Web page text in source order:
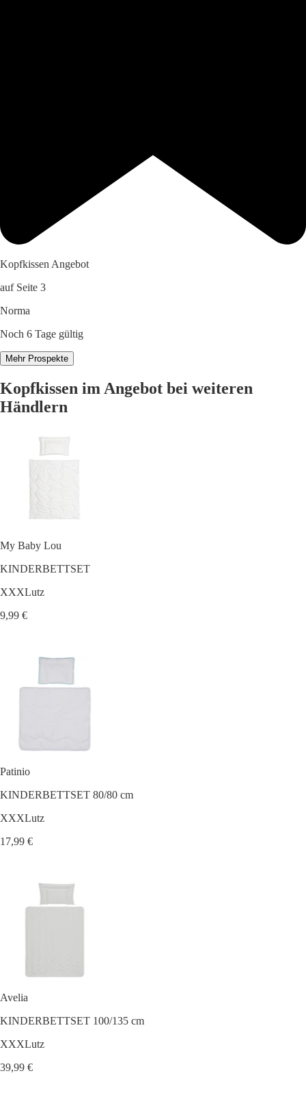
Kopfkissen Angebot
auf Seite 3
Norma
Noch 6 Tage gültig
Mehr Prospekte
Kopfkissen im Angebot bei weiteren
Händlern
My Baby Lou
KINDERBETTSET
XXXLutz
9,99 €
Patinio
KINDERBETTSET 80/80 cm
XXXLutz
17,99 €
Avelia
KINDERBETTSET 100/135 cm
XXXLutz
39,99 €